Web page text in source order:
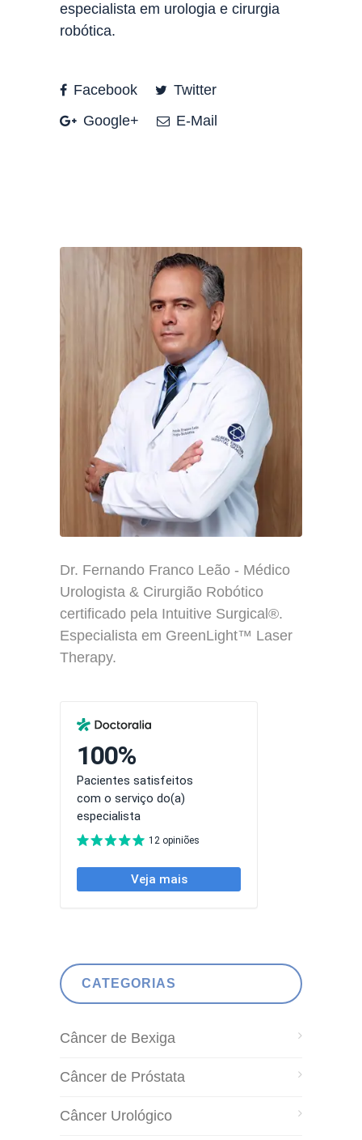
especialista em urologia e cirurgia
robótica.
Facebook
Twitter
Google+
E-Mail
Dr. Fernando Franco Leão - Médico
Urologista & Cirurgião Robótico
certificado pela Intuitive Surgical®.
Especialista em GreenLight™ Laser
Therapy.
CATEGORIAS
Câncer de Bexiga
Câncer de Próstata
Câncer Urológico